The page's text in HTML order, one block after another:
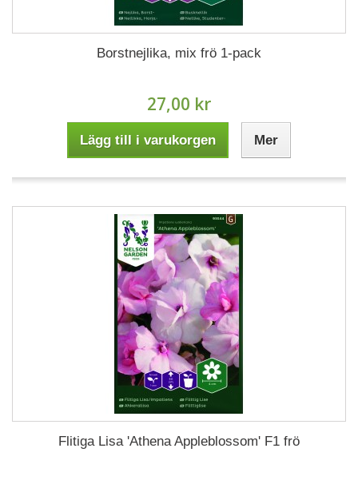
Borstnejlika, mix frö 1-pack
27,00 kr
Lägg till i varukorgen Mer
Flitiga Lisa 'Athena Appleblossom' F1 frö